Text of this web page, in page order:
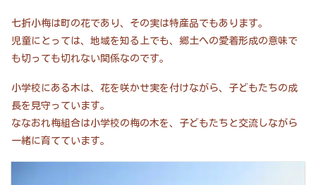
七折小梅は町の花であり、その実は特産品でもあります。
児童にとっては、地域を知る上でも、郷土への愛着形成の意味で
も切っても切れない関係なのです。
小学校にある木は、花を咲かせ実を付けながら、子どもたちの成
長を見守っています。
ななおれ梅組合は小学校の梅の木を、子どもたちと交流しながら
一緒に育てています。